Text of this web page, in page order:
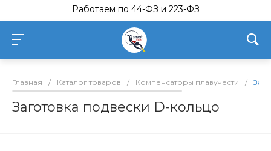
Работаем по 44-ФЗ и 223-ФЗ
Главная / Каталог товаров / Компенсаторы плавучести /
Заготовка подвески D-кольцо